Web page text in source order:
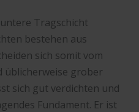
Tragschicht
bestehen aus
sich somit vom
üblicherweise grober
sich gut verdichten und
Fundament. Er ist